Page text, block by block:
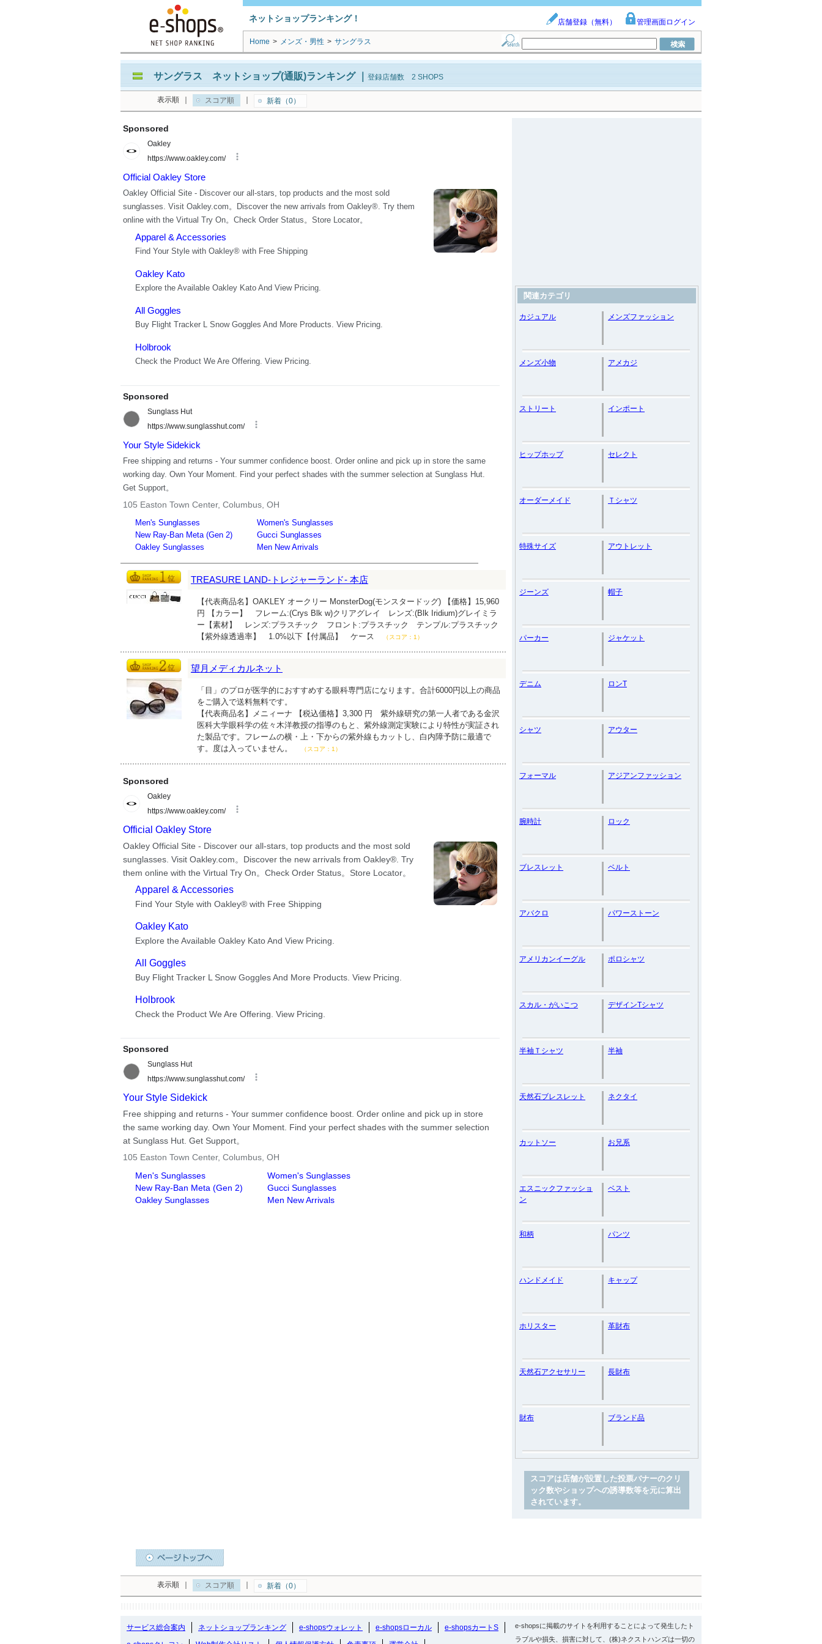
ネットショップランキング！ 店舗登録（無料） 管理画面ログイン
Home > メンズ・男性 > サングラス
サングラス ネットショップ(通販)ランキング｜ 登録店舗数 2 SHOPS
表示順 スコア順 新着（0）
TREASURE LAND-トレジャーランド- 本店
【代表商品名】OAKLEY オークリー MonsterDog(モンスタードッグ) 【価格】15,960
円 【カラー】 フレーム:(Crys Blk w)クリアグレイ レンズ:(Blk Iridium)グレイミラ
ー【素材】 レンズ:プラスチック フロント:プラスチック テンプル:プラスチック
【紫外線透過率】 1.0%以下【付属品】 ケース
（スコア：1）
望月メディカルネット
「目」のプロが医学的におすすめする眼科専門店になります。合計6000円以上の商品
をご購入で送料無料です。
【代表商品名】メニィーナ 【税込価格】3,300 円 紫外線研究の第一人者である金沢
医科大学眼科学の佐々木洋教授の指導のもと、紫外線測定実験により特性が実証され
た製品です。フレームの横・上・下からの紫外線もカットし、白内障予防に最適で
す。度は入っていません。
（スコア：1）
関連カテゴリ
カジュアル メンズファッション
メンズ小物 アメカジ
ストリート インポート
ヒップホップ セレクト
オーダーメイド Ｔシャツ
特殊サイズ アウトレット
ジーンズ 帽子
パーカー ジャケット
デニム ロンT
シャツ アウター
フォーマル アジアンファッション
腕時計 ロック
ブレスレット ベルト
アバクロ パワーストーン
アメリカンイーグル ポロシャツ
スカル・がいこつ デザインTシャツ
半袖Ｔシャツ 半袖
天然石ブレスレット ネクタイ
カットソー お兄系
エスニックファッショ
ン
ベスト
和柄 パンツ
ハンドメイド キャップ
ホリスター 革財布
天然石アクセサリー 長財布
財布 ブランド品
スコアは店舗が設置した投票バナーのクリ
ック数やショップへの誘導数等を元に算出
されています。
表示順 スコア順 新着（0）
サービス総合案内 ネットショップランキング e-shopsウォレット e-shopsローカル
e-shopsカートS
e-shopsに掲載のサイトを利用することによって発生したト
ラブルや損失、損害に対して、(株)ネクストハンズは一切の